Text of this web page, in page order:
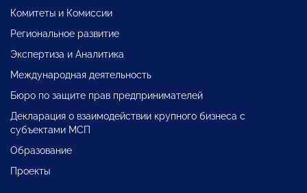
Комитеты и Комиссии
Региональное развитие
Экспертиза и Аналитика
Международная деятельность
Бюро по защите прав предпринимателей
Декларация о взаимодействии крупного бизнеса с
субъектами МСП
Образование
Проекты